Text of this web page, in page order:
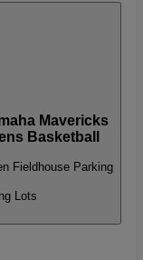
Mavericks
Basketball
Fieldhouse Parking
Lots